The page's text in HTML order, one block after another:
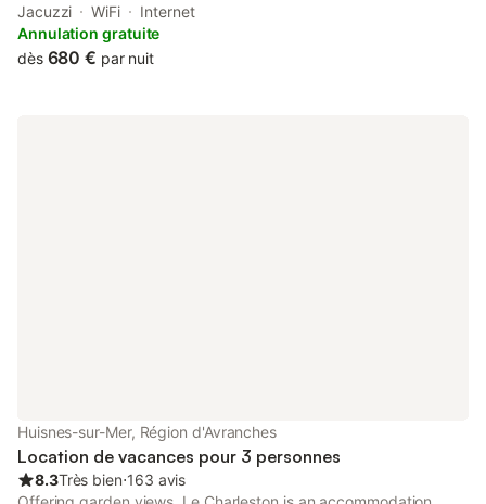
tub. This property offers access to a terrace, a pool table, free
private parking and free WiFi.
Jacuzzi WiFi
Internet
Annulation gratuite
dès 680 € par nuit
Huisnes-sur-Mer, Région d'Avranches
Location de vacances pour 3 personnes
8.3Très bien⋅163 avis